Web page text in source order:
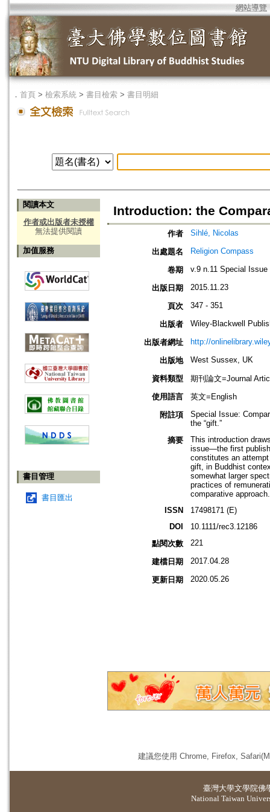
網站導覽
． 首頁 > 檢索系統 > 書目檢索 > 書目明細
閱讀本文
作者或出版者未授權
無法提供閱讀
加值服務
書目管理
書目匯出
Introduction: the
作者 Sihlé, Nicolas
出處題名 Religion Compass
卷期 v.9 n.11 Special Issue
出版日期 2015.11.23
頁次 347 - 351
出版者 Wiley-Blackwell
出版者網址 http://
出版地 West Sussex, UK
資料類型
期刊論文=Journal
使用語言
英文=English
附註項
Special Issue:
the “gift.”
摘要
This introduction
issue—the first
constitutes an
gift, in Buddhist
somewhat larger
practices of
comparative approach.
ISSN
17498171 (E)
DOI
10.1111/rec3.12186
點閱次數
221
建檔日期 2017.04.28
更新日期 2020.05.26
建議您使用 Chrome, Firefox,
臺灣大學文學院佛
National Taiwan